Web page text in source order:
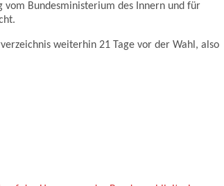
vom Bundesministerium des Innern und für
weiterhin 21 Tage vor der Wahl, also